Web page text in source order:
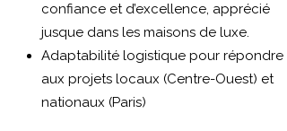
confiance et d’excellence, apprécié
jusque dans les maisons de luxe.
Adaptabilité logistique pour répondre
aux projets locaux (Centre-Ouest) et
nationaux (Paris)